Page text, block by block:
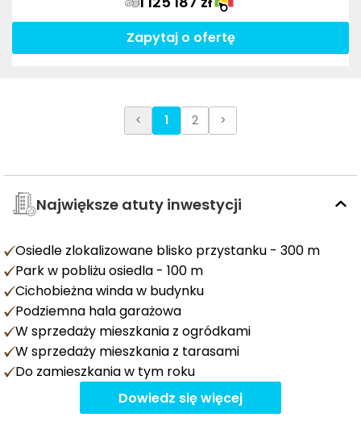
Zapytaj o ofertę
< 1 2 >
Największe atuty inwestycji
Osiedle zlokalizowane blisko przystanku - 300 m
Park w pobliżu osiedla - 100 m
Cichobieżna winda w budynku
Podziemna hala garażowa
W sprzedaży mieszkania z ogródkami
W sprzedaży mieszkania z tarasami
Do zamieszkania w tym roku
Dowiedz się więcej